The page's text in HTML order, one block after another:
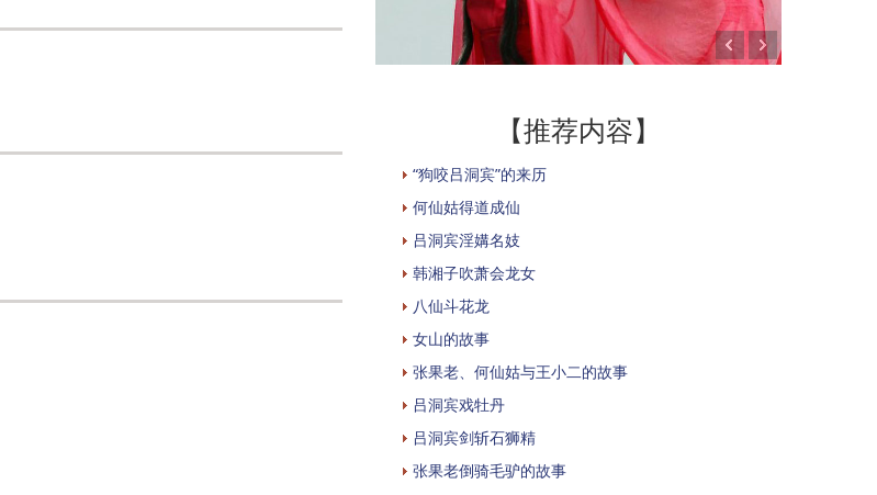
【推荐内容】
“狗咬吕洞宾”的来历
何仙姑得道成仙
吕洞宾淫媾名妓
韩湘子吹萧会龙女
八仙斗花龙
女山的故事
张果老、何仙姑与王小二的故事
吕洞宾戏牡丹
吕洞宾剑斩石狮精
张果老倒骑毛驴的故事